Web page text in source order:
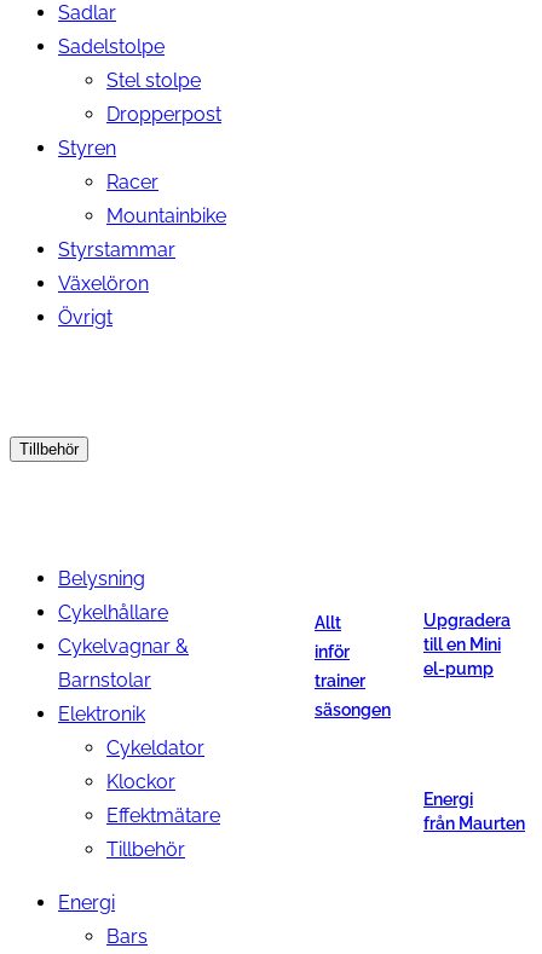
Sadlar
Sadelstolpe
Stel stolpe
Dropperpost
Styren
Racer
Mountainbike
Styrstammar
Växelöron
Övrigt
Tillbehör
Belysning
Cykelhållare
Cykelvagnar &
Barnstolar
Elektronik
Cykeldator
Klockor
Effektmätare
Tillbehör
Energi
Bars
Allt
inför
trainer
säsongen
Upgradera
till en Mini
el-pump
Energi
från Maurten